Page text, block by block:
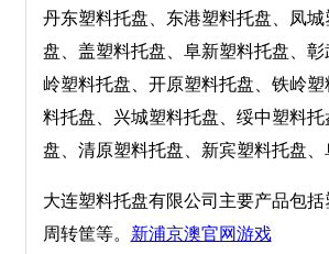
丹东塑料托盘、东港塑料托盘、凤
盘、盖塑料托盘、阜新塑料托盘、
岭塑料托盘、开原塑料托盘、铁岭
料托盘、兴城塑料托盘、绥中塑料
盘、清原塑料托盘、新宾塑料托盘
大连塑料托盘有限公司主要产品包
周转筐等。 新浦京澳官网游戏